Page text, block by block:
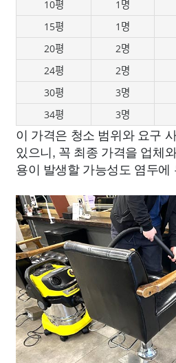
10평 1명
15평
1명
20평
2명
24평
2명
30평
3명
34평
3명
이 가격은 청소 범위와 요구
있으니, 꼭 최종 가격을 업체
용이 발생할 가능성도 염두